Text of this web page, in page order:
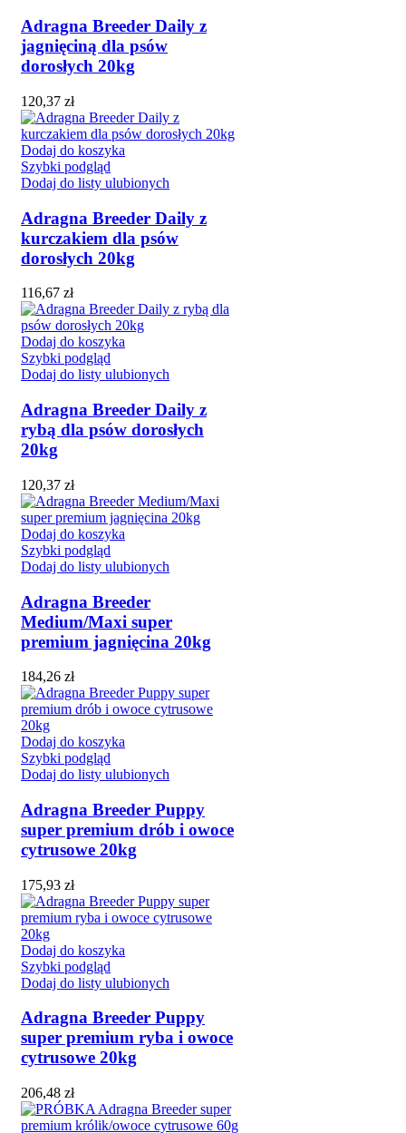
Adragna Breeder Daily z
jagnięciną dla psów
dorosłych 20kg
120,37 zł
Dodaj do koszyka
Szybki podgląd
Dodaj do listy ulubionych
Adragna Breeder Daily z
kurczakiem dla psów
dorosłych 20kg
116,67 zł
Dodaj do koszyka
Szybki podgląd
Dodaj do listy ulubionych
Adragna Breeder Daily z
rybą dla psów dorosłych
20kg
120,37 zł
Dodaj do koszyka
Szybki podgląd
Dodaj do listy ulubionych
Adragna Breeder
Medium/Maxi super
premium jagnięcina 20kg
184,26 zł
Dodaj do koszyka
Szybki podgląd
Dodaj do listy ulubionych
Adragna Breeder Puppy
super premium drób i owoce
cytrusowe 20kg
175,93 zł
Dodaj do koszyka
Szybki podgląd
Dodaj do listy ulubionych
Adragna Breeder Puppy
super premium ryba i owoce
cytrusowe 20kg
206,48 zł